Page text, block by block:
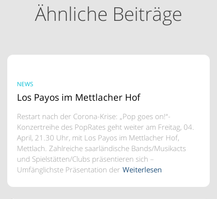
Ähnliche Beiträge
NEWS
Los Payos im Mettlacher Hof
Restart nach der Corona-Krise: „Pop goes on!“-
Konzertreihe des PopRates geht weiter am Freitag, 04.
April, 21.30 Uhr, mit Los Payos im Mettlacher Hof,
Mettlach. Zahlreiche saarländische Bands/Musikacts
und Spielstätten/Clubs präsentieren sich –
Umfänglichste Präsentation der Weiterlesen